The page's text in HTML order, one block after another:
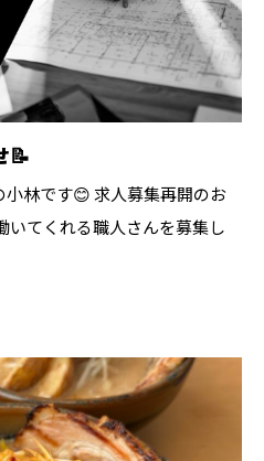
📝
林です😊 求人募集再開のお
いてくれる職人さんを募集し